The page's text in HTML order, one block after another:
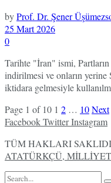
byProf. Dr. Şener
25 Mart 2026
0
Tarihte "İran" ismi,
indirilmesi ve onların yerine
iktidara gelmesiyle
Page 1 of 10 1 2 … 10Next
FacebookTwitterInstagram
TÜM HAKLARI
ATATÜRKÇÜ,